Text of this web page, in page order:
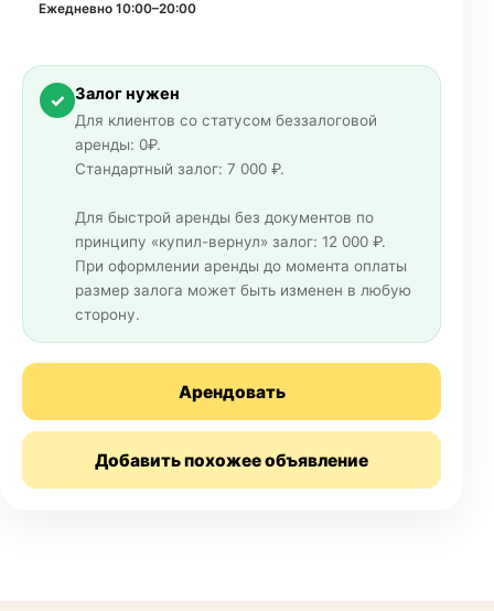
Ежедневно 10:00–20:00
✓ Залог нужен
Для клиентов со статусом беззалоговой
аренды: 0₽.
Стандартный залог: 7 000 ₽.
Для быстрой аренды без документов по
принципу «купил-вернул» залог: 12 000 ₽.
При оформлении аренды до момента оплаты
размер залога может быть изменен в любую
сторону.
Арендовать
Добавить похожее объявление